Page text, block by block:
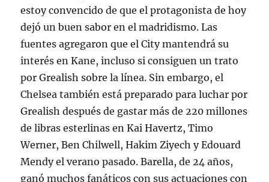
estoy convencido de que el protagonista de hoy
dejó un buen sabor en el madridismo. Las
fuentes agregaron que el City mantendrá su
interés en Kane, incluso si consiguen un trato
por Grealish sobre la línea. Sin embargo, el
Chelsea también está preparado para luchar por
Grealish después de gastar más de 220 millones
de libras esterlinas en Kai Havertz, Timo
Werner, Ben Chilwell, Hakim Ziyech y Edouard
Mendy el verano pasado. Barella, de 24 años,
ganó muchos fanáticos con sus actuaciones con